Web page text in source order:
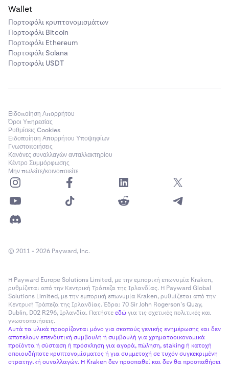
Wallet
Πορτοφόλι κρυπτονομισμάτων
Πορτοφόλι Bitcoin
Πορτοφόλι Ethereum
Πορτοφόλι Solana
Πορτοφόλι USDT
Ειδοποίηση Απορρήτου
Όροι Υπηρεσίας
Ρυθμίσεις Cookies
Ειδοποίηση Απορρήτου Υποψηφίων
Γνωστοποιήσεις
Κανόνες συναλλαγών ανταλλακτηρίου
Κέντρο Συμμόρφωσης
Μην πωλείτε/κοινοποιείτε
© 2011 - 2026 Payward, Inc.
Η Payward Europe Solutions Limited, με την εμπορική επωνυμία Kraken,
ρυθμίζεται από την Κεντρική Τράπεζα της Ιρλανδίας. Η Payward Global
Solutions Limited, με την εμπορική επωνυμία Kraken, ρυθμίζεται από την
Κεντρική Τράπεζα της Ιρλανδίας. Έδρα: 70 Sir John Rogerson’s Quay,
Dublin, D02 R296, Ιρλανδία. Πατήστεεδώγια τις σχετικές πολιτικές και
γνωστοποιήσεις.
Αυτά τα υλικά προορίζονται μόνο για σκοπούς γενικής ενημέρωσης και δεν
αποτελούν επενδυτική συμβουλή ή συμβουλή για χρηματοοικονομικά
προϊόντα ή σύσταση ή πρόσκληση για αγορά, πώληση, staking ή κατοχή
οποιουδήποτε κρυπτονομίσματος ή για συμμετοχή σε τυχόν συγκεκριμένη
στρατηγική συναλλαγών. Η Kraken δεν προσπαθεί και δεν θα προσπαθήσει